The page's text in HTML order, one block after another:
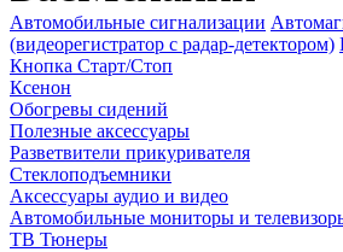
Автомобильные сигнализации
(видеорегистратор с радар-детектором)
Кнопка Старт/Стоп
Ксенон
Обогревы сидений
Полезные аксессуары
Разветвители прикуривателя
Стеклоподъемники
Аксессуары аудио и видео
Автомобильные мониторы и
ТВ Тюнеры